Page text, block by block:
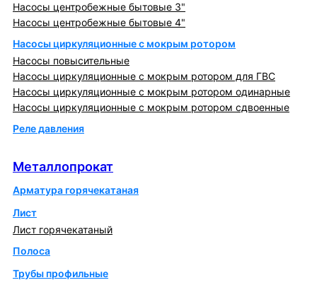
Насосы центробежные бытовые 3"
Насосы центробежные бытовые 4"
Насосы циркуляционные с мокрым ротором
Насосы повысительные
Насосы циркуляционные с мокрым ротором для ГВС
Насосы циркуляционные с мокрым ротором одинарные
Насосы циркуляционные с мокрым ротором сдвоенные
Реле давления
Металлопрокат
Арматура горячекатаная
Лист
Лист горячекатаный
Полоса
Трубы профильные